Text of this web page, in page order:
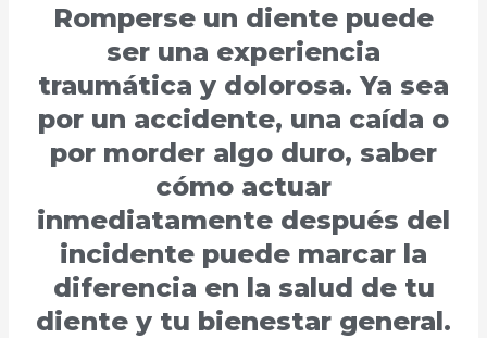
Romperse un diente puede
ser una experiencia
traumática y dolorosa. Ya sea
por un accidente, una caída o
por morder algo duro, saber
cómo actuar
inmediatamente después del
incidente puede marcar la
diferencia en la salud de tu
diente y tu bienestar general.